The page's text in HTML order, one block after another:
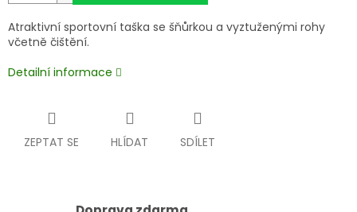
Atraktivní sportovní taška se šňůrkou a vyztuženými rohy
včetně čištění.
Detailní informace
ZEPTAT SE HLÍDAT SDÍLET